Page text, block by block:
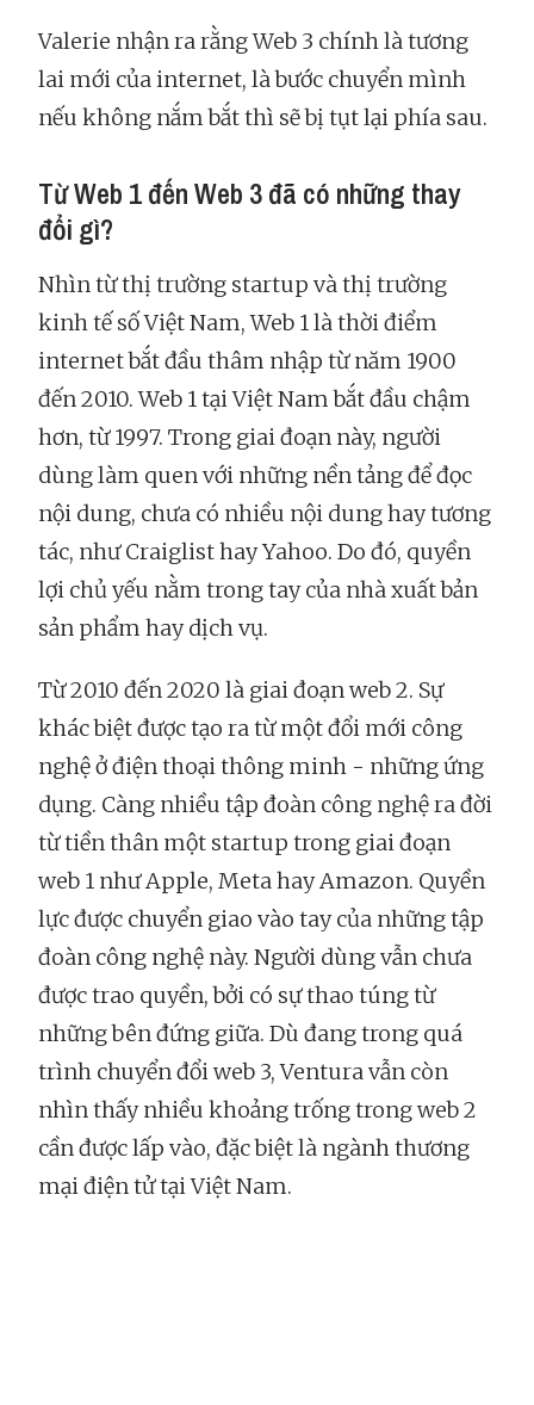
Valerie nhận ra rằng Web 3 chính là tương
lai mới của internet, là bước chuyển mình
nếu không nắm bắt thì sẽ bị tụt lại phía sau.
Từ Web 1 đến Web 3 đã có những thay
đổi gì?
Nhìn từ thị trường startup và thị trường
kinh tế số Việt Nam, Web 1 là thời điểm
internet bắt đầu thâm nhập từ năm 1900
đến 2010. Web 1 tại Việt Nam bắt đầu chậm
hơn, từ 1997. Trong giai đoạn này, người
dùng làm quen với những nền tảng để đọc
nội dung, chưa có nhiều nội dung hay tương
tác, như Craiglist hay Yahoo. Do đó, quyền
lợi chủ yếu nằm trong tay của nhà xuất bản
sản phẩm hay dịch vụ.
Từ 2010 đến 2020 là giai đoạn web 2. Sự
khác biệt được tạo ra từ một đổi mới công
nghệ ở điện thoại thông minh - những ứng
dụng. Càng nhiều tập đoàn công nghệ ra đời
từ tiền thân một startup trong giai đoạn
web 1 như Apple, Meta hay Amazon. Quyền
lực được chuyển giao vào tay của những tập
đoàn công nghệ này. Người dùng vẫn chưa
được trao quyền, bởi có sự thao túng từ
những bên đứng giữa. Dù đang trong quá
trình chuyển đổi web 3, Ventura vẫn còn
nhìn thấy nhiều khoảng trống trong web 2
cần được lấp vào, đặc biệt là ngành thương
mại điện tử tại Việt Nam.